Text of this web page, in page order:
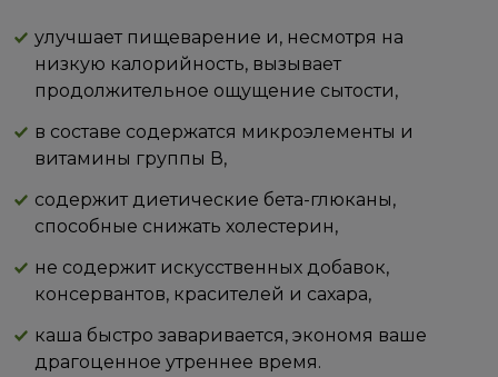
улучшает пищеварение и, несмотря на
низкую калорийность, вызывает
продолжительное ощущение сытости,
в составе содержатся микроэлементы и
витамины группы В,
содержит диетические бета-глюканы,
способные снижать холестерин,
не содержит искусственных добавок,
консервантов, красителей и сахара,
каша быстро заваривается, экономя ваше
драгоценное утреннее время.